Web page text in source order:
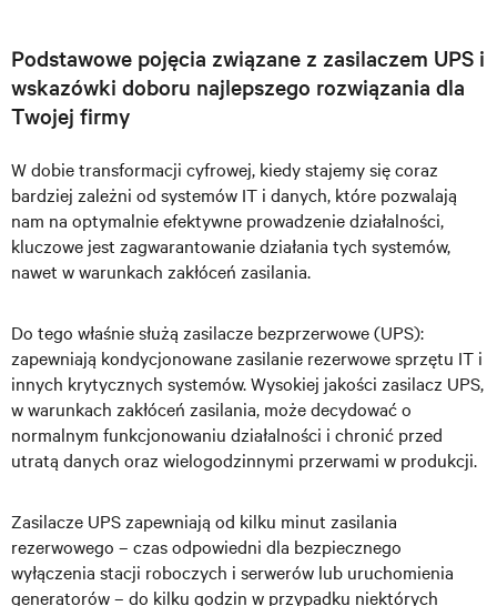
Podstawowe pojęcia związane z zasilaczem UPS i
wskazówki doboru najlepszego rozwiązania dla
Twojej firmy
W dobie transformacji cyfrowej, kiedy stajemy się coraz
bardziej zależni od systemów IT i danych, które pozwalają
nam na optymalnie efektywne prowadzenie działalności,
kluczowe jest zagwarantowanie działania tych systemów,
nawet w warunkach zakłóceń zasilania.
Do tego właśnie służą zasilacze bezprzerwowe (UPS):
zapewniają kondycjonowane zasilanie rezerwowe sprzętu IT i
innych krytycznych systemów. Wysokiej jakości zasilacz UPS,
w warunkach zakłóceń zasilania, może decydować o
normalnym funkcjonowaniu działalności i chronić przed
utratą danych oraz wielogodzinnymi przerwami w produkcji.
Zasilacze UPS zapewniają od kilku minut zasilania
rezerwowego – czas odpowiedni dla bezpiecznego
wyłączenia stacji roboczych i serwerów lub uruchomienia
generatorów – do kilku godzin w przypadku niektórych